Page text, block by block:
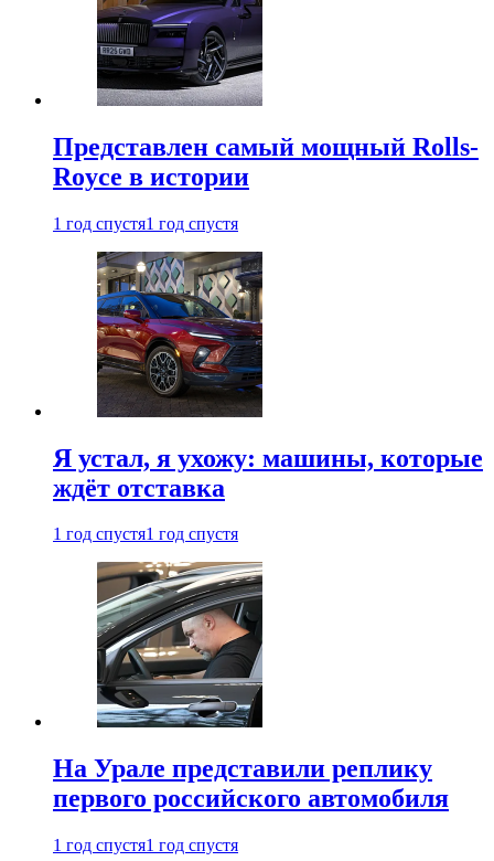
Представлен самый мощный Rolls-
Royce в истории
1 год спустя1 год спустя
Я устал, я ухожу: машины, которые
ждёт отставка
1 год спустя1 год спустя
На Урале представили реплику
первого российского автомобиля
1 год спустя1 год спустя